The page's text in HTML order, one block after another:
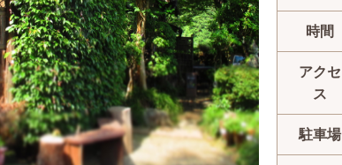
時間
アクセ
ス
駐車場